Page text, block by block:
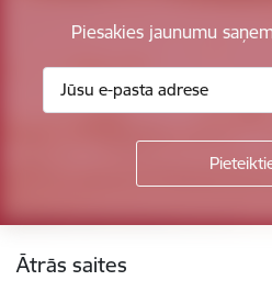
Piesakies jaunumu
Ātrās saites